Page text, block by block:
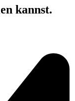
kannst.